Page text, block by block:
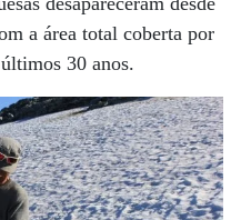
a área total coberta por
30 anos.